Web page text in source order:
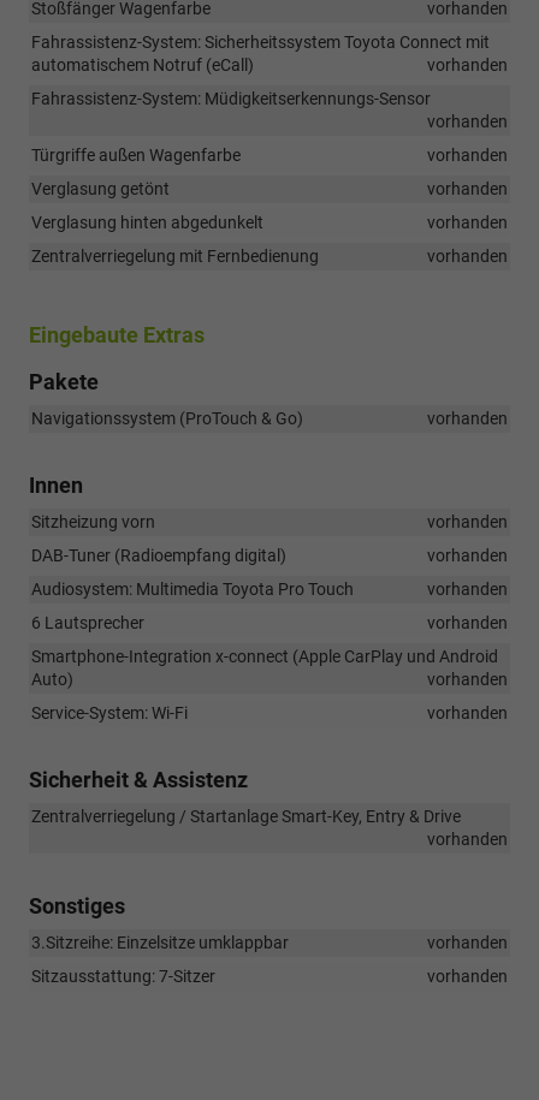
Stoßfänger Wagenfarbe
vorhanden
Fahrassistenz-System: Sicherheitssystem Toyota Connect mit
automatischem Notruf (eCall)
vorhanden
Fahrassistenz-System: Müdigkeitserkennungs-Sensor
vorhanden
Türgriffe außen Wagenfarbe
vorhanden
Verglasung getönt
vorhanden
Verglasung hinten abgedunkelt
vorhanden
Zentralverriegelung mit Fernbedienung
vorhanden
Eingebaute Extras
Pakete
Navigationssystem (ProTouch & Go) vorhanden
Innen
Sitzheizung vorn
vorhanden
DAB-Tuner (Radioempfang digital)
vorhanden
Audiosystem: Multimedia Toyota Pro Touch
vorhanden
6 Lautsprecher
vorhanden
Smartphone-Integration x-connect (Apple CarPlay und Android
Auto)
vorhanden
Service-System: Wi-Fi
vorhanden
Sicherheit & Assistenz
Zentralverriegelung / Startanlage Smart-Key, Entry & Drive
vorhanden
Sonstiges
3.Sitzreihe: Einzelsitze umklappbar
vorhanden
Sitzausstattung: 7-Sitzer
vorhanden